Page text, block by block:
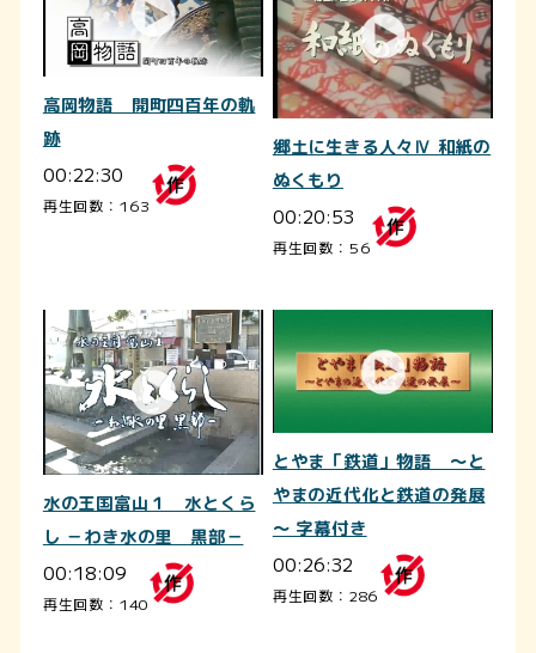
高岡物語 開町四百年の軌
跡
00:22:30
再生回数：163
郷土に生きる人々Ⅳ 和紙の
ぬくもり
00:20:53
再生回数：56
水の王国富山１ 水とくら
し －わき水の里 黒部－
00:18:09
再生回数：140
とやま「鉄道」物語 ～と
やまの近代化と鉄道の発展
～ 字幕付き
00:26:32
再生回数：286